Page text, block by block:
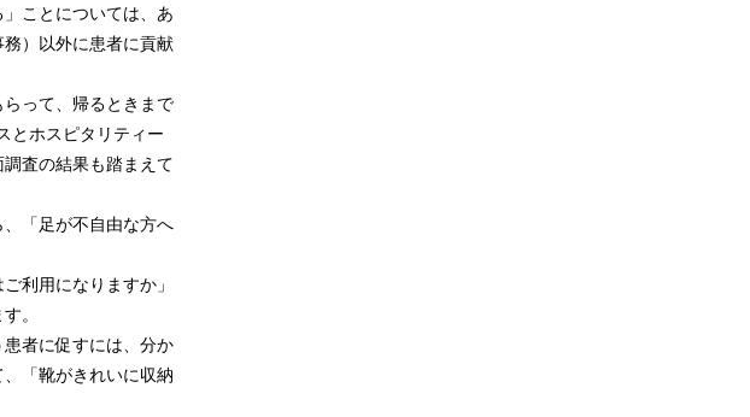
ことについては、あ
）以外に患者に貢献
って、帰るときまで
とホスピタリティー
査の結果も踏まえて
「足が不自由な方へ
利用になりますか」
。
者に促すには、分か
「靴がきれいに収納